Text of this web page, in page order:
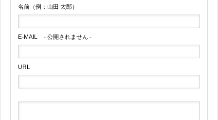
名前（例：山田 太郎）
E-MAIL - 公開されません -
URL